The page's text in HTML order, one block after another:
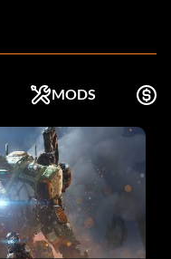
MODS